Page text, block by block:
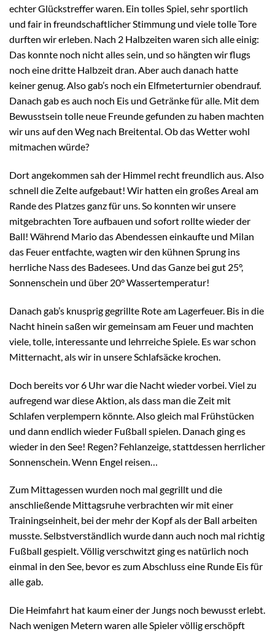
echter Glückstreffer waren. Ein tolles Spiel, sehr sportlich
und fair in freundschaftlicher Stimmung und viele tolle Tore
durften wir erleben. Nach 2 Halbzeiten waren sich alle einig:
Das konnte noch nicht alles sein, und so hängten wir flugs
noch eine dritte Halbzeit dran. Aber auch danach hatte
keiner genug. Also gab’s noch ein Elfmeterturnier obendrauf.
Danach gab es auch noch Eis und Getränke für alle. Mit dem
Bewusstsein tolle neue Freunde gefunden zu haben machten
wir uns auf den Weg nach Breitental. Ob das Wetter wohl
mitmachen würde?
Dort angekommen sah der Himmel recht freundlich aus. Also
schnell die Zelte aufgebaut! Wir hatten ein großes Areal am
Rande des Platzes ganz für uns. So konnten wir unsere
mitgebrachten Tore aufbauen und sofort rollte wieder der
Ball! Während Mario das Abendessen einkaufte und Milan
das Feuer entfachte, wagten wir den kühnen Sprung ins
herrliche Nass des Badesees. Und das Ganze bei gut 25°,
Sonnenschein und über 20° Wassertemperatur!
Danach gab’s knusprig gegrillte Rote am Lagerfeuer. Bis in die
Nacht hinein saßen wir gemeinsam am Feuer und machten
viele, tolle, interessante und lehrreiche Spiele. Es war schon
Mitternacht, als wir in unsere Schlafsäcke krochen.
Doch bereits vor 6 Uhr war die Nacht wieder vorbei. Viel zu
aufregend war diese Aktion, als dass man die Zeit mit
Schlafen verplempern könnte. Also gleich mal Frühstücken
und dann endlich wieder Fußball spielen. Danach ging es
wieder in den See! Regen? Fehlanzeige, stattdessen herrlicher
Sonnenschein. Wenn Engel reisen…
Zum Mittagessen wurden noch mal gegrillt und die
anschließende Mittagsruhe verbrachten wir mit einer
Trainingseinheit, bei der mehr der Kopf als der Ball arbeiten
musste. Selbstverständlich wurde dann auch noch mal richtig
Fußball gespielt. Völlig verschwitzt ging es natürlich noch
einmal in den See, bevor es zum Abschluss eine Runde Eis für
alle gab.
Die Heimfahrt hat kaum einer der Jungs noch bewusst erlebt.
Nach wenigen Metern waren alle Spieler völlig erschöpft